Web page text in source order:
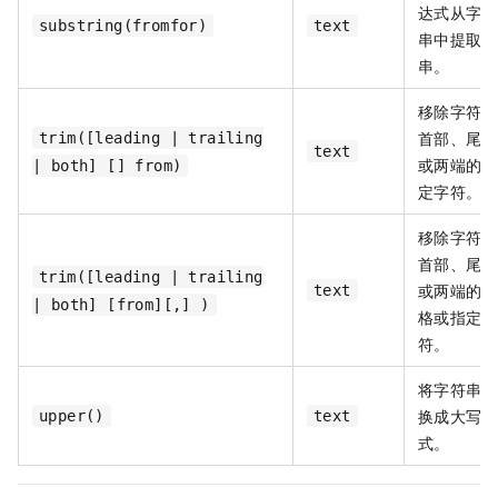
substring(fromfor) text
达式从字符
串中提取子
串。
trim([leading | trailing
| both] [] from)
text
移除字符串
首部、尾部
或两端的指
定字符。
trim([leading | trailing
| both] [from][,] )
text
移除字符串
首部、尾部
或两端的空
格或指定字
符。
upper() text
将字符串转
换成大写形
式。